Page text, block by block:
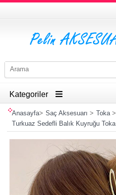
Kategoriler
Anasayfa> Saç Aksesuarı > Toka>
Turkuaz Sedefli Balık Kuyruğu Toka